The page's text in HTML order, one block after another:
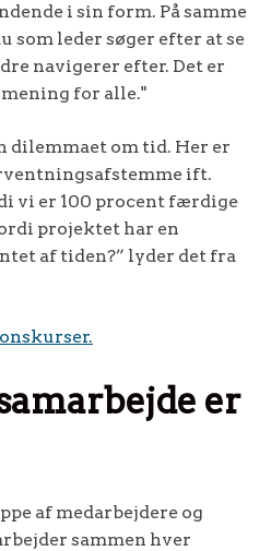
i sin form. På samme
som leder søger efter at se
navigerer efter. Det er
for alle."
dilemmaet om tid. Her er
ift.
vi er 100 procent færdige
projektet har en
af tiden?” lyder det fra
er
af medarbejdere og
sammen hver